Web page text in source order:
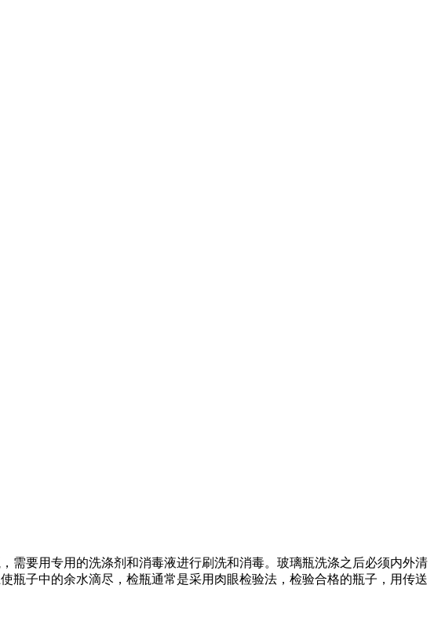
需要用专用的洗涤剂和消毒液进行刷洗和消毒。玻璃瓶洗涤之后必须内外清
瓶子中的余水滴尽，检瓶通常是采用肉眼检验法，检验合格的瓶子，用传送